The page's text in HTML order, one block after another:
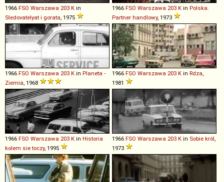
1966 FSO Warszawa 203 K in
Sledovatelyat i gorata, 1975
1966 FSO Warszawa 203 K in Polska.
Partner handlowy, 1973
1966 FSO Warszawa 203 K in Planeta -
Ziemia, 1968
1966 FSO Warszawa 203 K in Rdza,
1981
1966 FSO Warszawa 203 K in Historia
kolem sie toczy, 1995
1966 FSO Warszawa 203 K in Sobie król,
1973